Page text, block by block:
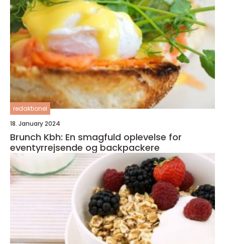
redaktionel
18. January 2024
Brunch Kbh: En smagfuld oplevelse for
eventyrrejsende og backpackere